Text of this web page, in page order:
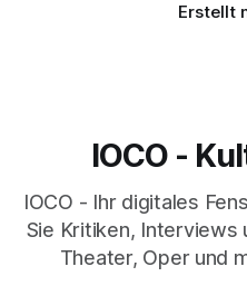
Erstellt
IOCO -
IOCO - Ihr digitales
Sie Kritiken, Interviews
Theater, Oper und